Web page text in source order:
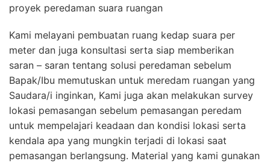
proyek peredaman suara ruangan
Kami melayani pembuatan ruang kedap suara per
meter dan juga konsultasi serta siap memberikan
saran – saran tentang solusi peredaman sebelum
Bapak/Ibu memutuskan untuk meredam ruangan yang
Saudara/i inginkan, Kami juga akan melakukan survey
lokasi pemasangan sebelum pemasangan peredam
untuk mempelajari keadaan dan kondisi lokasi serta
kendala apa yang mungkin terjadi di lokasi saat
pemasangan berlangsung. Material yang kami gunakan